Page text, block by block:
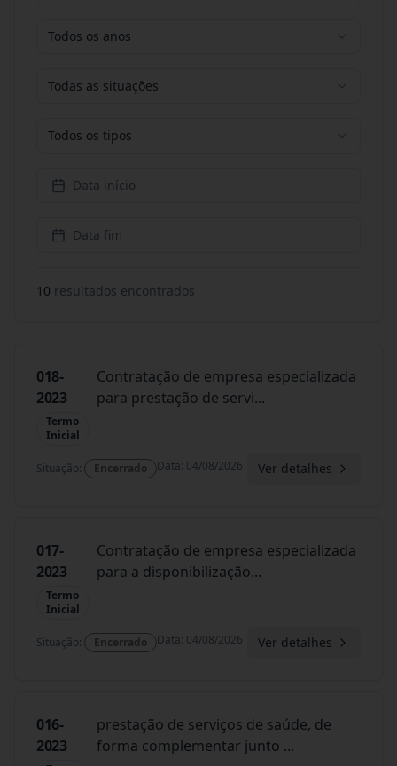
Todos os anos
Todas as situações
Todos os tipos
Data início
Data fim
10 resultados encontrados
018-
2023
Termo
Inicial
Contratação de empresa especializada
para prestação de servi...
Situação: Encerrado Data: 04/08/2026 Ver detalhes
017-
2023
Termo
Inicial
Contratação de empresa especializada
para a disponibilização...
Situação: Encerrado Data: 04/08/2026 Ver detalhes
016-
2023
prestação de serviços de saúde, de
forma complementar junto ...